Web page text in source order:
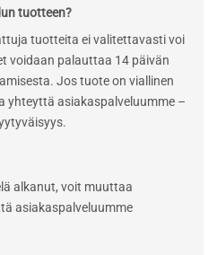
tuotteen?
tuotteita ei valitettavasti voi
voidaan palauttaa 14 päivän
Jos tuote on viallinen
yhteyttä asiakaspalveluumme –
alkanut, voit muuttaa
asiakaspalveluumme